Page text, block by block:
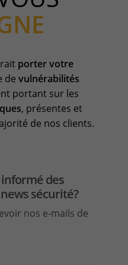
de services
- Fr)
- Nl)
- Fr)
porter votre
de vulnérabilités
portant sur les
, présentes et
de nos clients.
des
sécurité?
nos e-mails de